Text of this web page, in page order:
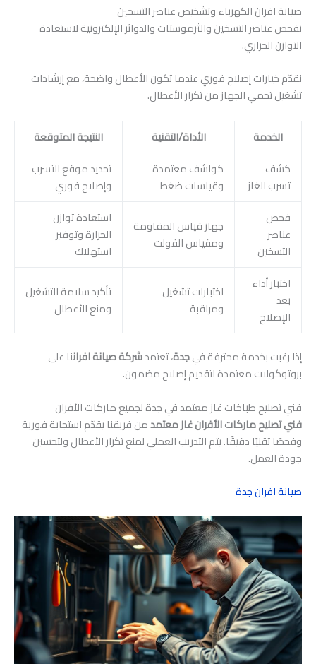
صيانة افران الكهرباء وتشخيص عناصر التسخين
نفحص عناصر التسخين والثرموستات والدوائر الإلكترونية لاستعادة
التوازن الحراري.
نقدّم خيارات إصلاح فوري عندما تكون الأعطال واضحة، مع إرشادات
تشغيل تحمي الجهاز من تكرار الأعطال.
الخدمة الأداة/التقنية
النتيجة المتوقعة
كشف
تسرب الغاز
كواشف معتمدة
وقياسات ضغط
تحديد موقع التسرب
وإصلاح فوري
فحص
عناصر
التسخين
جهاز قياس المقاومة
ومقياس الفولت
استعادة توازن
الحرارة وتوفير
استهلاك
اختبار أداء
بعد
الإصلاح
اختبارات تشغيل
ومراقبة
تأكيد سلامة التشغيل
ومنع الأعطال
إذا رغبت بخدمة محترفة فيجدة، تعتمدشركة صيانة افراننا على
بروتوكولات معتمدة لتقديم إصلاح مضمون.
فني تصليح طباخات غاز معتمد في جدة لجميع ماركات الأفران
فني تصليح ماركات الأفران غاز معتمدمن فريقنا يقدّم استجابة فورية
وفحصًا تقنيًا دقيقًا. يتم التدريب العملي لمنع تكرار الأعطال ولتحسين
جودة العمل.
صيانة افران جدة